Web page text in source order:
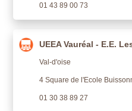
01 43 89 00 73
UEEA Vauréal - E.E.
Val-d'oise
4 Square de l'Ecole
01 30 38 89 27